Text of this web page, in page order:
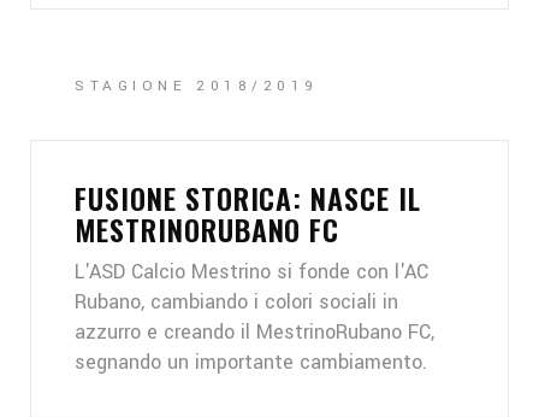
FUSIONE STORICA: NASCE IL
MESTRINORUBANO FC
L'ASD Calcio Mestrino si fonde con l'AC
Rubano, cambiando i colori sociali in
azzurro e creando il MestrinoRubano FC,
segnando un importante cambiamento.
STAGIONE 2018/2019